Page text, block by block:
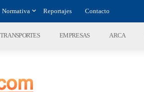
Normativa Reportajes Contacto
TRANSPORTES EMPRESAS ARCA